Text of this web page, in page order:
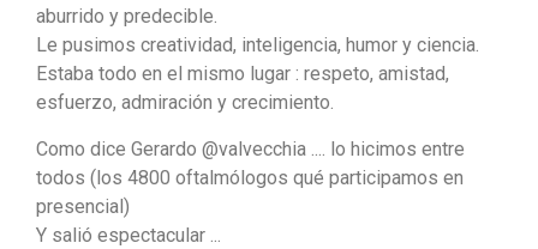
aburrido y predecible.
Le pusimos creatividad, inteligencia, humor y ciencia.
Estaba todo en el mismo lugar : respeto, amistad,
esfuerzo, admiración y crecimiento.
Como dice Gerardo @valvecchia .... lo hicimos entre
todos (los 4800 oftalmólogos qué participamos en
presencial)
Y salió espectacular ...